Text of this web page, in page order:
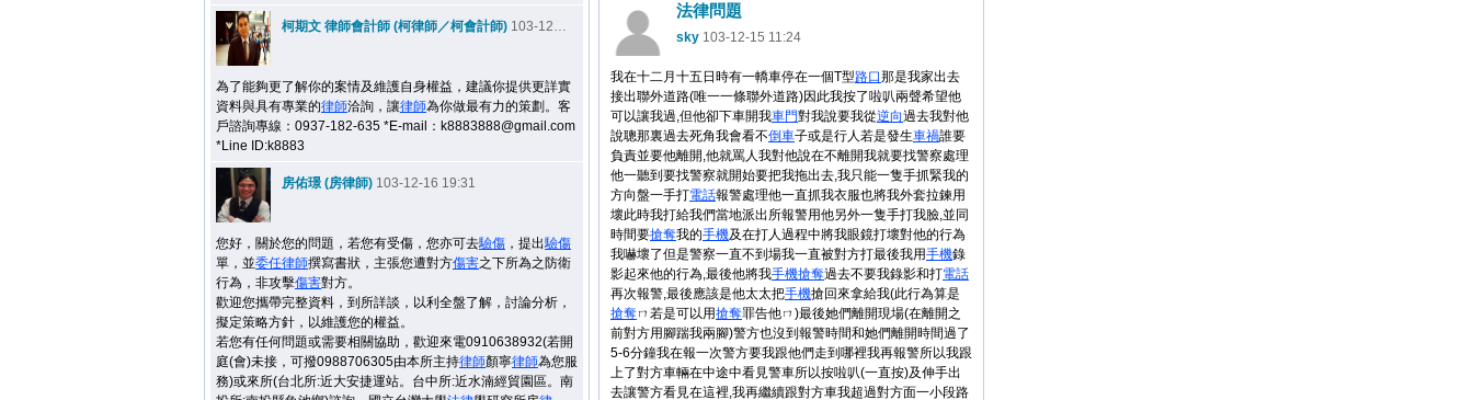
柯期文 律師會計師 (柯律師／柯會計師) 103-12-15 21:59
為了能夠更了解你的案情及維護自身權益，建議你提供更詳實
資料與具有專業的律師洽詢，讓律師為你做最有力的策劃。客
戶諮詢專線：0937-182-635 *E-mail：k8883888@gmail.com
*Line ID:k8883
房佑璟 (房律師) 103-12-16 19:31
您好，關於您的問題，若您有受傷，您亦可去驗傷 ，提出驗傷
單，並委任律師撰寫書狀，主張您遭對方傷害之下所為之防衛
行為，非攻擊傷害對方。
歡迎您攜帶完整資料，到所詳談，以利全盤了解，討論分析，
擬定策略方針，以維護您的權益。
若您有任何問題或需要相關協助，歡迎來電0910638932(若開
庭(會)未接，可撥0988706305由本所主持律師顏寧律師為您服
務)或來所(台北所:近大安捷運站。台中所:近水湳經貿園區。南
法律問題
sky 103-12-15 11:24
我在十二月十五日時有一轎車停在一個T型路口那是我家出去
接出聯外道路(唯一一條聯外道路)因此我按了啦叭兩聲希望他
可以讓我過,但他卻下車開我車門對我說要我從逆向過去我對他
說聰那裏過去死角我會看不倒車子或是行人若是發生車禍誰要
負責並要他離開,他就罵人我對他說在不離開我就要找警察處理
他一聽到要找警察就開始要把我拖出去,我只能一隻手抓緊我的
方向盤一手打電話報警處理他一直抓我衣服也將我外套拉鍊用
壞此時我打給我們當地派出所報警用他另外一隻手打我臉,並同
時間要搶奪我的手機及在打人過程中將我眼鏡打壞對他的行為
我嚇壞了但是警察一直不到場我一直被對方打最後我用手機錄
影起來他的行為,最後他將我手機搶奪過去不要我錄影和打電話
再次報警,最後應該是他太太把手機搶回來拿給我(此行為算是
搶奪ㄇ若是可以用搶奪罪告他ㄇ)最後她們離開現場(在離開之
前對方用腳踹我兩腳)警方也沒到報警時間和她們離開時間過了
5-6分鐘我在報一次警方要我跟他們走到哪裡我再報警所以我跟
上了對方車輛在中途中看見警車所以按啦叭(一直按)及伸手出
去讓警方看見在這裡,我再繼續跟對方車我超過對方面一小段路